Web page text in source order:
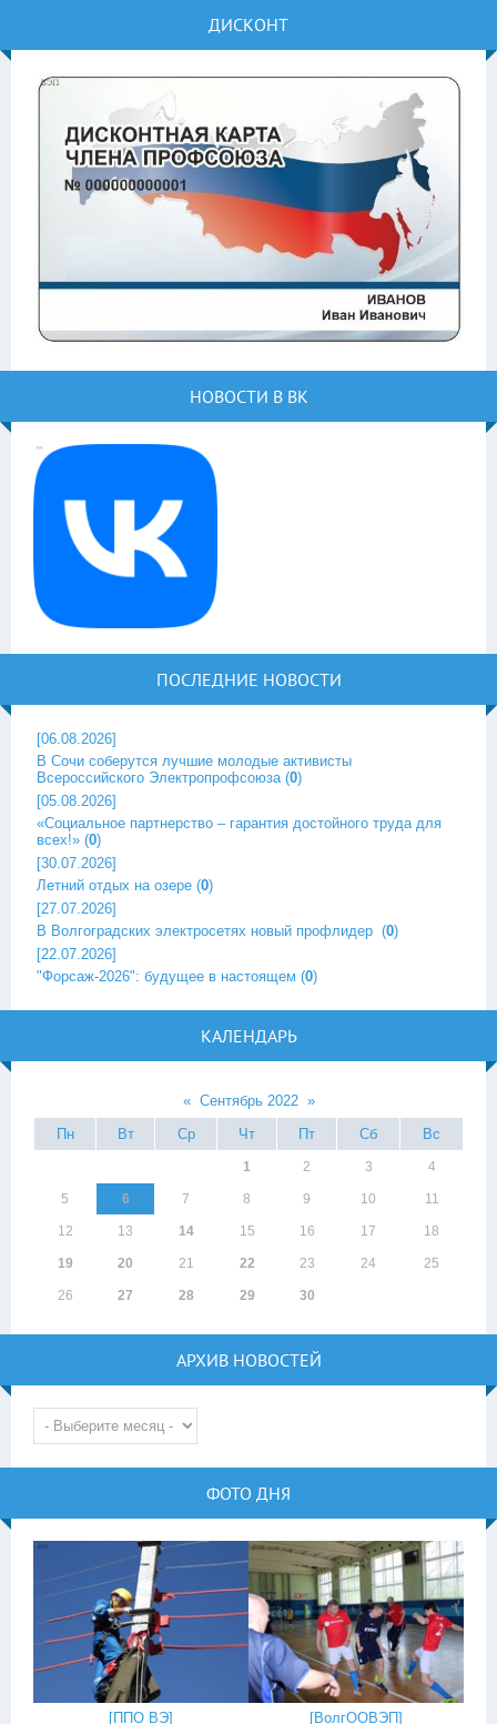
ДИСКОНТ
НОВОСТИ В ВК
ПОСЛЕДНИЕ НОВОСТИ
[06.08.2026]
В Сочи соберутся лучшие молодые активисты
Всероссийского Электропрофсоюза (0)
[05.08.2026]
«Социальное партнерство – гарантия достойного труда для
всех!» (0)
[30.07.2026]
Летний отдых на озере (0)
[27.07.2026]
В Волгоградских электросетях новый профлидер ‎ (0)
[22.07.2026]
"Форсаж-2026": будущее в настоящем (0)
КАЛЕНДАРЬ
« Сентябрь 2022 »
Пн
Вт Ср Чт Пт Сб Вс
1 2 3 4
5 6 7 8 9 10 11
12 13 14 15 16 17 18
19 20 21 22 23 24 25
26 27 28 29 30
АРХИВ НОВОСТЕЙ
ФОТО ДНЯ
[ППО ВЭ] [ВолгООВЭП]